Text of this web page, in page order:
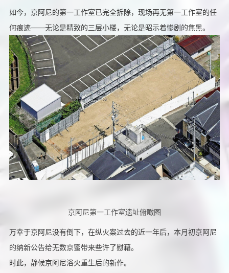
如今，京阿尼的第一工作室已完全拆除，现场再无第一工作室的任
何痕迹——无论是精致的三层小楼，无论是昭示着惨剧的焦黑。
京阿尼第一工作室遗址俯瞰图
万幸于京阿尼没有倒下，在纵火案过去的近一年后，本月初京阿尼
的纳新公告给无数京蜜带来些许了慰藉。
时此，静候京阿尼浴火重生后的新作。